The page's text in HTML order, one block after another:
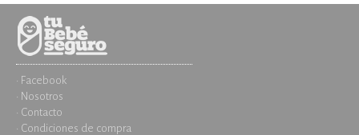
· Facebook
· Nosotros
· Contacto
· Condiciones de compra